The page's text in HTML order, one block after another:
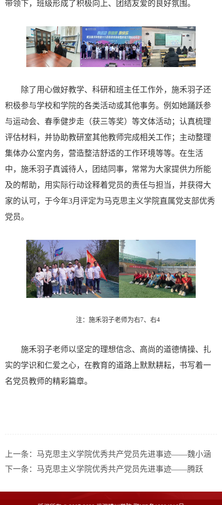
带领下，班级形成了积极向上、团结友爱的良好氛围。
除了用心做好教学、科研和班主任工作外，施禾羽子还
积极参与学校和学院的各类活动或其他事务。例如她踊跃参
与运动会、春季健步走（获三等奖）等文体活动；认真梳理
评估材料，并协助教研室其他教师完成相关工作；主动整理
集体办公室内务，营造整洁舒适的工作环境等等。在生活
中，施禾羽子真诚待人，团结同事，常常为大家提供力所能
及的帮助，用实际行动诠释着党员的责任与担当，并获得大
家的认可，于今年3月评定为马克思主义学院直属党支部优秀
党员。
注：施禾羽子老师为右7、右4
施禾羽子老师以坚定的理想信念、高尚的道德情操、扎
实的学识和仁爱之心，在教育的道路上默默耕耘，书写着一
名党员教师的精彩篇章。
上一条： 马克思主义学院优秀共产党员先进事迹——魏小涵
下一条： 马克思主义学院优秀共产党员先进事迹——腾跃